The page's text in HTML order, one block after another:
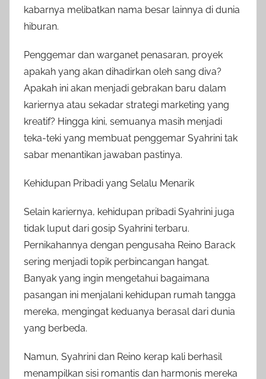
kabarnya melibatkan nama besar lainnya di dunia
hiburan.
Penggemar dan warganet penasaran, proyek
apakah yang akan dihadirkan oleh sang diva?
Apakah ini akan menjadi gebrakan baru dalam
kariernya atau sekadar strategi marketing yang
kreatif? Hingga kini, semuanya masih menjadi
teka-teki yang membuat penggemar Syahrini tak
sabar menantikan jawaban pastinya.
Kehidupan Pribadi yang Selalu Menarik
Selain kariernya, kehidupan pribadi Syahrini juga
tidak luput dari gosip Syahrini terbaru.
Pernikahannya dengan pengusaha Reino Barack
sering menjadi topik perbincangan hangat.
Banyak yang ingin mengetahui bagaimana
pasangan ini menjalani kehidupan rumah tangga
mereka, mengingat keduanya berasal dari dunia
yang berbeda.
Namun, Syahrini dan Reino kerap kali berhasil
menampilkan sisi romantis dan harmonis mereka